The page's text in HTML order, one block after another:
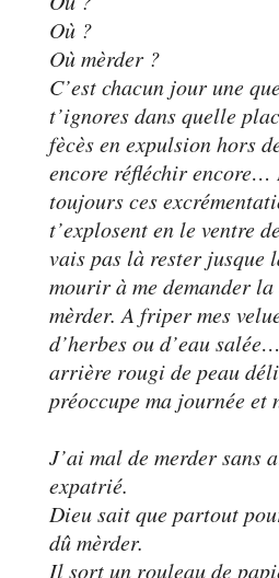
Où ?
Où mèrder ?
C’est chacun jour une
t’ignores dans quelle
fècès en expulsion hors
encore réfléchir
toujours ces
t’explosent en le ventre
vais pas là rester jusque
mourir à me demander
mèrder. A friper mes
d’herbes ou d’eau
arrière rougi de peau
préoccupe ma journée et
J’ai mal de merder sans
expatrié.
Dieu sait que partout
dû mèrder.
Il sort un rouleau de